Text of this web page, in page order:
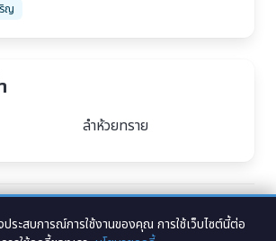
ญ
ลำห้วยทราย
หมู่บ้านพรเจริญ อำเภอพรเจริญ จังหวัดบึงกาฬ
ประสบการณ์การใช้งานของคุณ การใช้เว็บไซต์นี้ต่อ